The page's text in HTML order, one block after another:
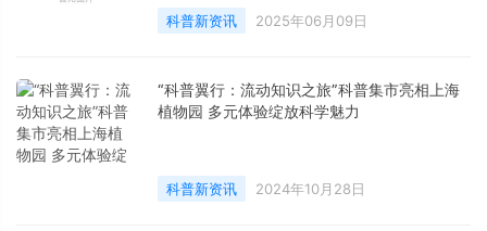
科普新资讯 2025年06月09日
“科普翼行：流动知识之旅”科普集市亮相上海
植物园 多元体验绽放科学魅力
科普新资讯 2024年10月28日